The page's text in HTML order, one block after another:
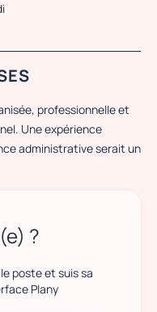
professionnelle et
Une expérience
administrative serait un
?
poste et suis sa
Plany